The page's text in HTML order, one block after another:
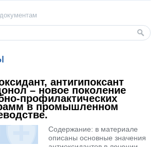
антигипоксант
– новое поколение
профилактических
в промышленном
Содержание: в материале
описаны основные значения